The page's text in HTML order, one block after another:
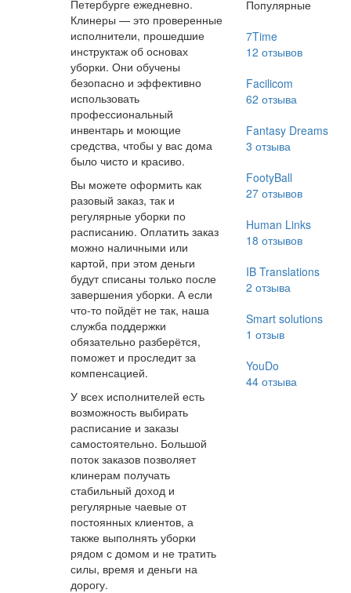
Петербурге ежедневно.
Клинеры — это проверенные
исполнители, прошедшие
инструктаж об основах
уборки. Они обучены
безопасно и эффективно
использовать
профессиональный
инвентарь и моющие
средства, чтобы у вас дома
было чисто и красиво.
Вы можете оформить как
разовый заказ, так и
регулярные уборки по
расписанию. Оплатить заказ
можно наличными или
картой, при этом деньги
будут списаны только после
завершения уборки. А если
что-то пойдёт не так, наша
служба поддержки
обязательно разберётся,
поможет и проследит за
компенсацией.
У всех исполнителей есть
возможность выбирать
расписание и заказы
самостоятельно. Большой
поток заказов позволяет
клинерам получать
стабильный доход и
регулярные чаевые от
постоянных клиентов, а
также выполнять уборки
рядом с домом и не тратить
силы, время и деньги на
дорогу.
Популярные
7Time
12 отзывов
Facilicom
62 отзыва
Fantasy Dreams
3 отзыва
FootyBall
27отзывов
Human Links
18 отзывов
IB Translations
2 отзыва
Smart solutions
1 отзыв
YouDo
44отзыва